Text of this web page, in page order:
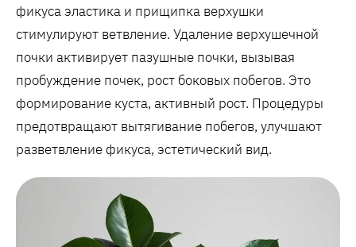
фикуса эластика и прищипка верхушки
стимулируют ветвление. Удаление верхушечной
почки активирует пазушные почки, вызывая
пробуждение почек, рост боковых побегов. Это
формирование куста, активный рост. Процедуры
предотвращают вытягивание побегов, улучшают
разветвление фикуса, эстетический вид.